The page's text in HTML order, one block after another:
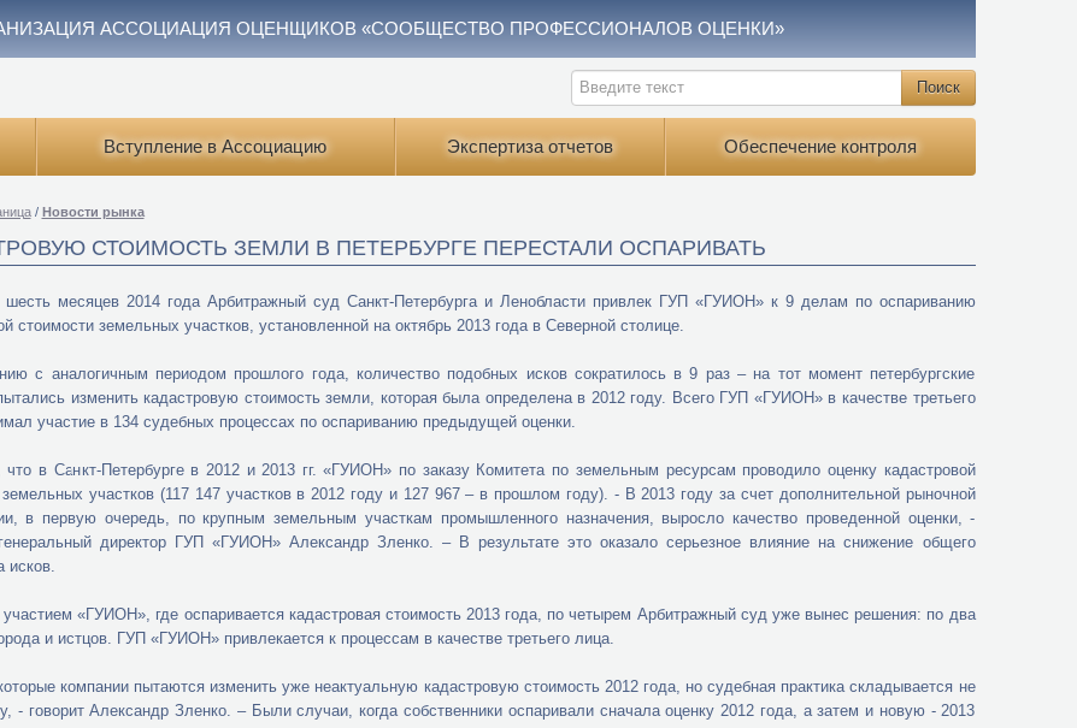
АССОЦИАЦИЯ ОЦЕНЩИКОВ «СООБЩЕСТВО ПРОФЕССИОНАЛОВ ОЦЕНКИ»
Вступление в Ассоциацию Экспертиза отчетов Обеспечение контроля
/ Новости рынка
СТОИМОСТЬ ЗЕМЛИ В ПЕТЕРБУРГЕ ПЕРЕСТАЛИ ОСПАРИВАТЬ
месяцев 2014 года Арбитражный суд Санкт-Петербурга и Ленобласти привлек ГУП «ГУИОН» к 9 делам по оспариванию
стоимости земельных участков, установленной на октябрь 2013 года в Северной столице.
с аналогичным периодом прошлого года, количество подобных исков сократилось в 9 раз – на тот момент петербургские
изменить кадастровую стоимость земли, которая была определена в 2012 году. Всего ГУП «ГУИОН» в качестве третьего
участие в 134 судебных процессах по оспариванию предыдущей оценки.
что в Санкт-Петербурге в 2012 и 2013 гг. «ГУИОН» по заказу Комитета по земельным ресурсам проводило оценку кадастровой
земельных участков (117 147 участков в 2012 году и 127 967 – в прошлом году). - В 2013 году за счет дополнительной рыночной
в первую очередь, по крупным земельным участкам промышленного назначения, выросло качество проведенной оценки, -
директор ГУП «ГУИОН» Александр Зленко. – В результате это оказало серьезное влияние на снижение общего
исков.
«ГУИОН», где оспаривается кадастровая стоимость 2013 года, по четырем Арбитражный суд уже вынес решения: по два
и истцов. ГУП «ГУИОН» привлекается к процессам в качестве третьего лица.
компании пытаются изменить уже неактуальную кадастровую стоимость 2012 года, но судебная практика складывается не
- говорит Александр Зленко. – Были случаи, когда собственники оспаривали сначала оценку 2012 года, а затем и новую - 2013